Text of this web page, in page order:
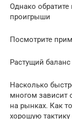
Однако
проигрыши
Посмотрите
Растущий баланс
Насколько
многом зависит
на рынках. Как
хорошую